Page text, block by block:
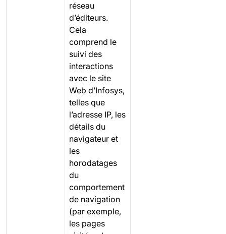
réseau
d’éditeurs.
Cela
comprend le
suivi des
interactions
avec le site
Web d’Infosys,
telles que
l’adresse IP, les
détails du
navigateur et
les
horodatages
du
comportement
de navigation
(par exemple,
les pages